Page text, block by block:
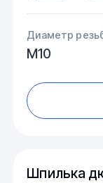
Диаметр
М10
Шпилька